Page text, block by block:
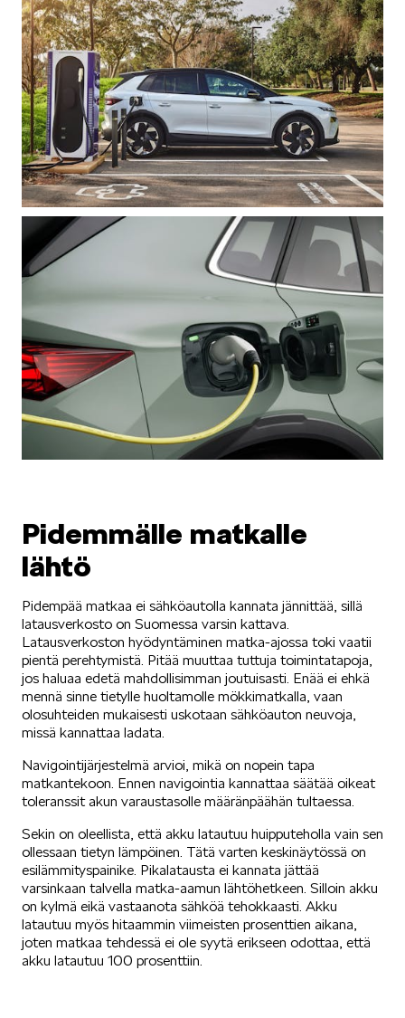
Pidemmälle matkalle
lähtö
Pidempää matkaa ei sähköautolla kannata jännittää, sillä
latausverkosto on Suomessa varsin kattava.
Latausverkoston hyödyntäminen matka-ajossa toki vaatii
pientä perehtymistä. Pitää muuttaa tuttuja toimintatapoja,
jos haluaa edetä mahdollisimman joutuisasti. Enää ei ehkä
mennä sinne tietylle huoltamolle mökkimatkalla, vaan
olosuhteiden mukaisesti uskotaan sähköauton neuvoja,
missä kannattaa ladata.
Navigointijärjestelmä arvioi, mikä on nopein tapa
matkantekoon. Ennen navigointia kannattaa säätää oikeat
toleranssit akun varaustasolle määränpäähän tultaessa.
Sekin on oleellista, että akku latautuu huipputeholla vain sen
ollessaan tietyn lämpöinen. Tätä varten keskinäytössä on
esilämmityspainike. Pikalatausta ei kannata jättää
varsinkaan talvella matka-aamun lähtöhetkeen. Silloin akku
on kylmä eikä vastaanota sähköä tehokkaasti. Akku
latautuu myös hitaammin viimeisten prosenttien aikana,
joten matkaa tehdessä ei ole syytä erikseen odottaa, että
akku latautuu 100 prosenttiin.